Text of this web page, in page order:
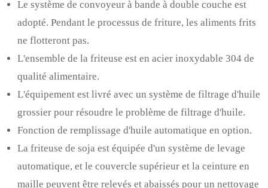
Le système de convoyeur à bande à double couche est
adopté. Pendant le processus de friture, les aliments frits
ne flotteront pas.
L'ensemble de la friteuse est en acier inoxydable 304 de
qualité alimentaire.
L'équipement est livré avec un système de filtrage d'huile
grossier pour résoudre le problème de filtrage d'huile.
Fonction de remplissage d'huile automatique en option.
La friteuse de soja est équipée d'un système de levage
automatique, et le couvercle supérieur et la ceinture en
maille peuvent être relevés et abaissés pour un nettoyage